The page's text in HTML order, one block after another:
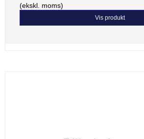
(ekskl. moms)
Vis produkt